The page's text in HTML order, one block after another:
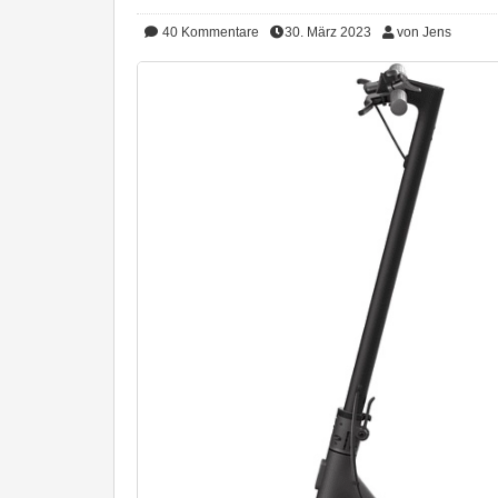
40 Kommentare 30. März 2023 von Jens